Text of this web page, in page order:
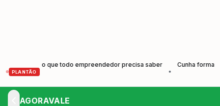
PLANTÃO
o que todo empreendedor precisa saber
Cunha forma nova
AGORAVALE